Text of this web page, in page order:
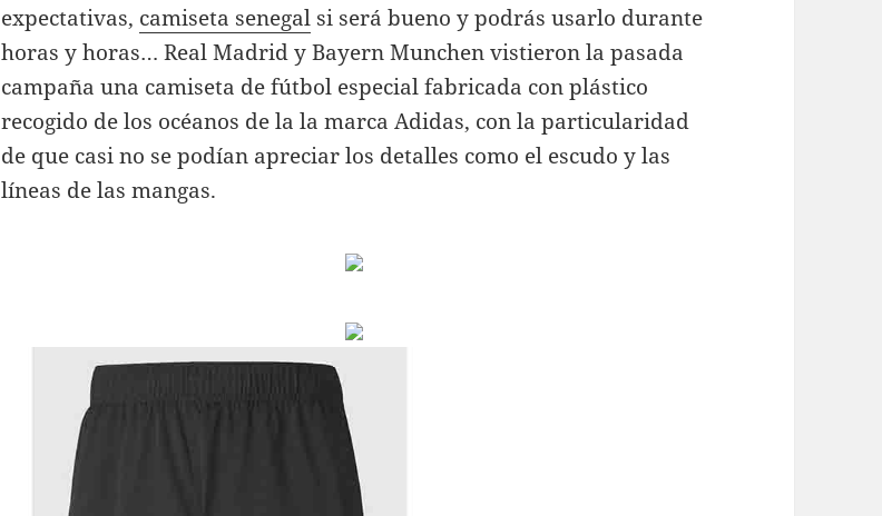
expectativas, camiseta senegal si será bueno y podrás usarlo durante
horas y horas… Real Madrid y Bayern Munchen vistieron la pasada
campaña una camiseta de fútbol especial fabricada con plástico
recogido de los océanos de la la marca Adidas, con la particularidad
de que casi no se podían apreciar los detalles como el escudo y las
líneas de las mangas.